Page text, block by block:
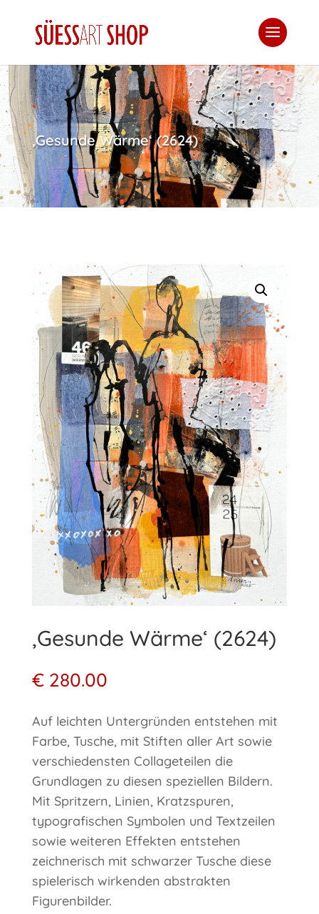
‚Gesunde Wärme‘ (2624)
‚Gesunde Wärme‘ (2624)
€280.00
Auf leichten Untergründen entstehen mit
Farbe, Tusche, mit Stiften aller Art sowie
verschiedensten Collageteilen die
Grundlagen zu diesen speziellen Bildern.
Mit Spritzern, Linien, Kratzspuren,
typografischen Symbolen und Textzeilen
sowie weiteren Effekten entstehen
zeichnerisch mit schwarzer Tusche diese
spielerisch wirkenden abstrakten
Figurenbilder.